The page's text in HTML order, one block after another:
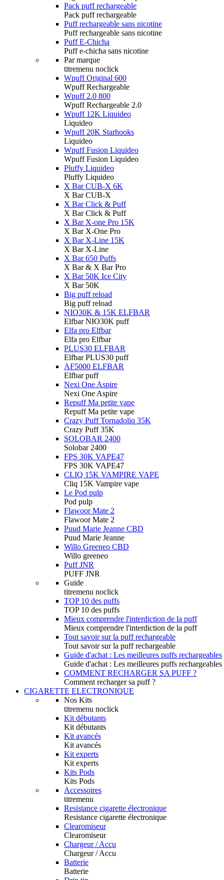
Pack puff rechargeable
Pack puff rechargeable
Puff rechargeable sans nicotine
Puff rechargeable sans nicotine
Puff E-Chicha
Puff e-chicha sans nicotine
Par marque
titremenu noclick
Wpuff Original 600
Wpuff Rechargeable
Wpuff 2.0 800
Wpuff Rechargeable 2.0
Wpuff 12K Liquideo
Liquideo
Wpuff 20K Starhooks
Liquideo
Wpuff Fusion Liquideo
Wpuff Fusion Liquideo
Pluffy Liquideo
Pluffy Liquideo
X Bar CUB-X 6K
X Bar CUB-X
X Bar Click & Puff
X Bar Click & Puff
X Bar X-one Pro 15K
X Bar X-One Pro
X Bar X-Line 15K
X Bar X-Line
X Bar 650 Puffs
X Bar & X Bar Pro
X Bar 50K Ice City
X Bar 50K
Big puff reload
Big puff reload
NIO30K & 15K ELFBAR
Elfbar NIO30K puff
Elfa pro Elfbar
Elfa pro Elfbar
PLUS30 ELFBAR
Elfbar PLUS30 puff
AF5000 ELFBAR
Elfbar puff
Nexi One Aspire
Nexi One Aspire
Repuff Ma petite vape
Repuff Ma petite vape
Crazy Puff Tornadoliq 35K
Crazy Puff 35K
SOLOBAR 2400
Solobar 2400
FPS 30K VAPE47
FPS 30K VAPE47
CLIQ 15K VAMPIRE VAPE
Cliq 15K Vampire vape
Le Pod pulp
Pod pulp
Flawoor Mate 2
Flawoor Mate 2
Puud Marie Jeanne CBD
Puud Marie Jeanne
Willo Greeneo CBD
Willo greeneo
Puff JNR
PUFF JNR
Guide
titremenu noclick
TOP 10 des puffs
TOP 10 des puffs
Mieux comprendre l'interdiction de la puff
Mieux comprendre l'interdiction de la puff
Tout savoir sur la puff rechargeable
Tout savoir sur la puff rechargeable
Guide d'achat : Les meilleures puffs rechargeables
Guide d'achat : Les meilleures puffs rechargeables
COMMENT RECHARGER SA PUFF ?
Comment recharger sa puff ?
CIGARETTE ELECTRONIQUE
Nos Kits
titremenu noclick
Kit débutants
Kit débutants
Kit avancés
Kit avancés
Kit experts
Kit experts
Kits Pods
Kits Pods
Accessoires
titremenu
Resistance cigarette électronique
Resistance cigarette électronique
Clearomiseur
Clearomiseur
Chargeur / Accu
Chargeur / Accu
Batterie
Batterie